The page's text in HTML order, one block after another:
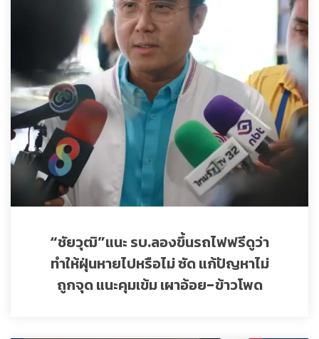
“ชัยวุฒิ”แนะ รบ.ลองขึ้นรถไฟฟรีดูว่า
ทำให้ฝุ่นหายไปหรือไม่ ซัด แก้ปัญหาไม่
ถูกจุด แนะคุมเข้ม เผาอ้อย-ข้าวโพด